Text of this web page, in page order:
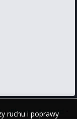
ruchu i poprawy
•iPhone•Android